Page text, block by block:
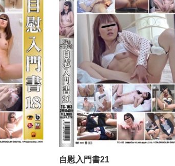
自慰入門書21